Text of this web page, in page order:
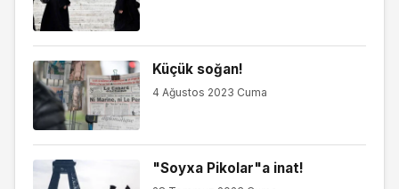
Küçük soğan!
4 Ağustos 2023 Cuma
"Soyxa Pikolar"a inat!